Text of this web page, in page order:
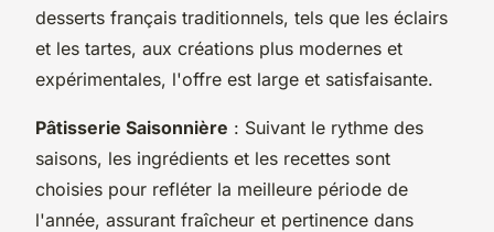
desserts français traditionnels, tels que les éclairs
et les tartes, aux créations plus modernes et
expérimentales, l'offre est large et satisfaisante.
Pâtisserie Saisonnière : Suivant le rythme des
saisons, les ingrédients et les recettes sont
choisies pour refléter la meilleure période de
l'année, assurant fraîcheur et pertinence dans